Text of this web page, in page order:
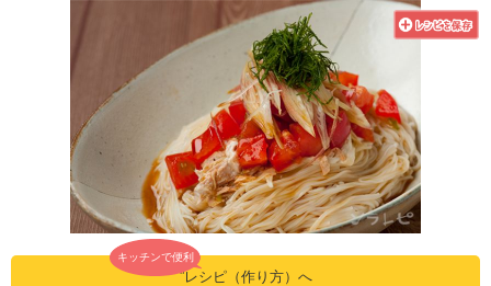
キッチンで便利
”レシピ（作り方）へ